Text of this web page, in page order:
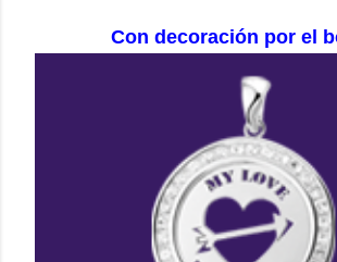
Con decoración por el